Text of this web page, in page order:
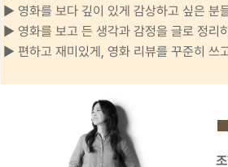
▶ 영화를 보다 깊이 있게 감상하고 싶은 분
▶ 영화를 보고 든 생각과 감정을 글로 정리
▶ 편하고 재미있게, 영화 리뷰를 꾸준히 쓰